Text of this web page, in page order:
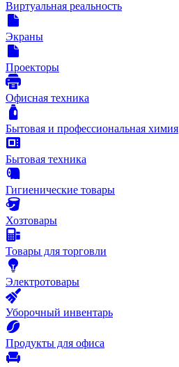
Виртуальная реальность
Экраны
Проекторы
Офисная техника
Бытовая и профессиональная химия
Бытовая техника
Гигиенические товары
Хозтовары
Товары для торговли
Электротовары
Уборочный инвентарь
Продукты для офиса